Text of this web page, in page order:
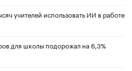
учителей использовать ИИ в работе
для школы подорожал на 6,3%